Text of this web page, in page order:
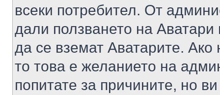
всеки потребител. От
дали ползването на
да се вземат Аватарите.
то това е желанието на
попитате за причините, но